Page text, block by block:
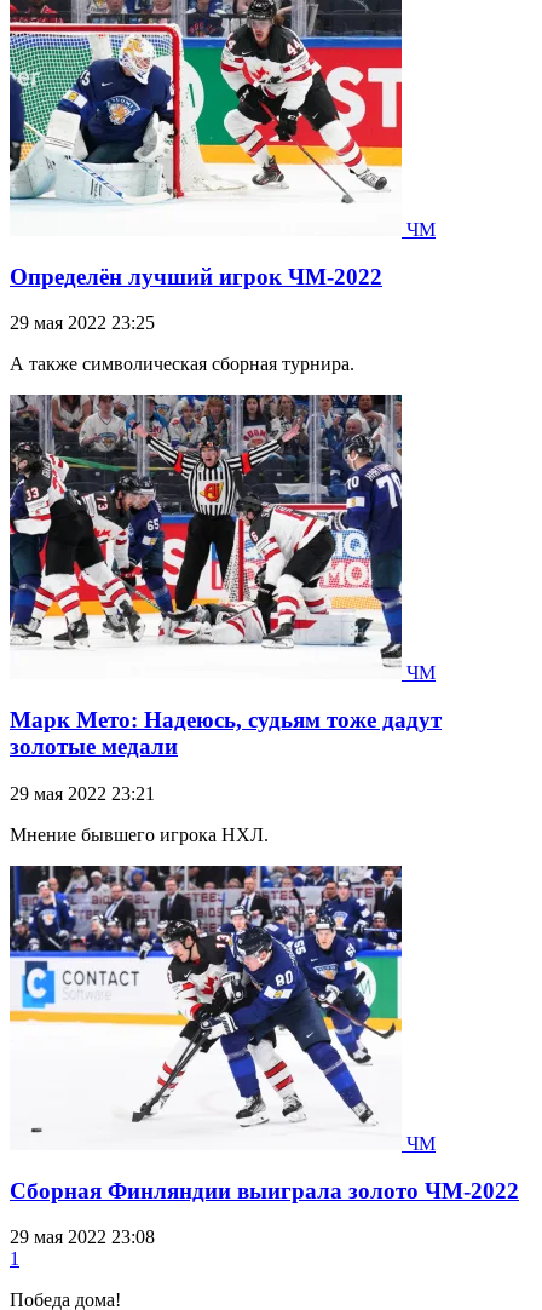
ЧМ
Определён лучший игрок ЧМ-2022
29 мая 2022 23:25
А также символическая сборная турнира.
ЧМ
Марк Мето: Надеюсь, судьям тоже дадут
золотые медали
29 мая 2022 23:21
Мнение бывшего игрока НХЛ.
ЧМ
Сборная Финляндии выиграла золото ЧМ-2022
29 мая 2022 23:08
1
Победа дома!